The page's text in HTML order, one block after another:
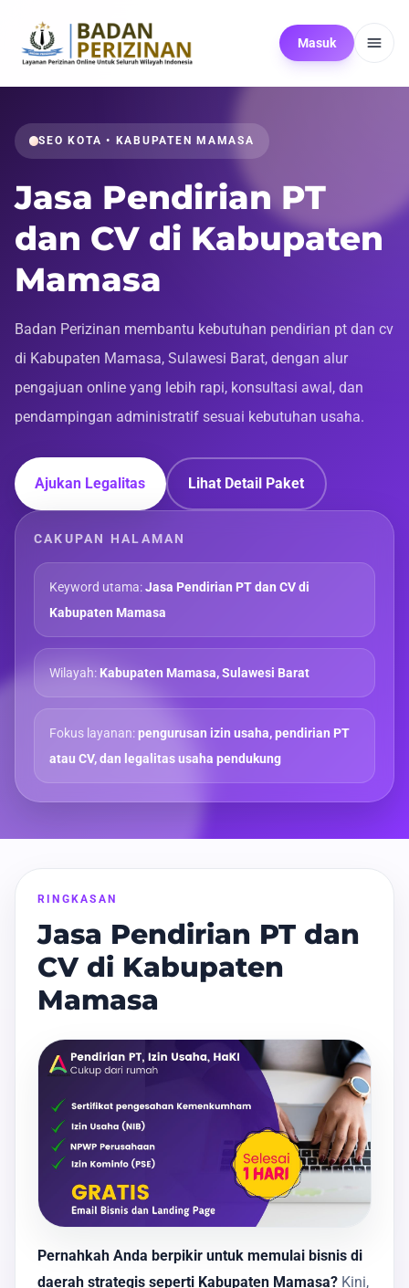
Masuk
SEO KOTA • KABUPATEN MAMASA
Jasa Pendirian PT
dan CV di Kabupaten
Mamasa
Badan Perizinan membantu kebutuhan pendirian pt dan cv
di Kabupaten Mamasa, Sulawesi Barat, dengan alur
pengajuan online yang lebih rapi, konsultasi awal, dan
pendampingan administratif sesuai kebutuhan usaha.
Ajukan Legalitas Lihat Detail Paket
CAKUPAN HALAMAN
Keyword utama:Jasa Pendirian PT dan CV di
Kabupaten Mamasa
Wilayah:Kabupaten Mamasa, Sulawesi Barat
Fokus layanan:pengurusan izin usaha, pendirian PT
atau CV, dan legalitas usaha pendukung
RINGKASAN
Jasa Pendirian PT dan
CV di Kabupaten
Mamasa
Pernahkah Anda berpikir untuk memulai bisnis di
daerah strategis seperti Kabupaten Mamasa? Kini,